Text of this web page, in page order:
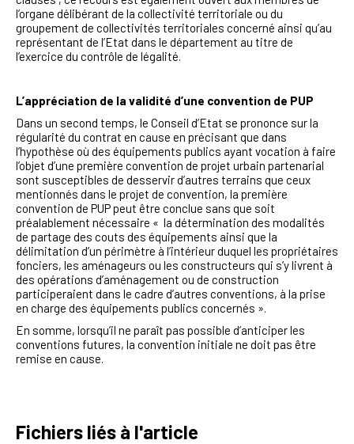
l’organe délibérant de la collectivité territoriale ou du
groupement de collectivités territoriales concerné ainsi qu’au
représentant de l’Etat dans le département au titre de
l’exercice du contrôle de légalité.
L’appréciation de la validité d’une convention de PUP
Dans un second temps, le Conseil d’Etat se prononce sur la
régularité du contrat en cause en précisant que dans
l’hypothèse où des équipements publics ayant vocation à faire
l’objet d’une première convention de projet urbain partenarial
sont susceptibles de desservir d’autres terrains que ceux
mentionnés dans le projet de convention, la première
convention de PUP peut être conclue sans que soit
préalablement nécessaire « la détermination des modalités
de partage des couts des équipements ainsi que la
délimitation d’un périmètre à l’intérieur duquel les propriétaires
fonciers, les aménageurs ou les constructeurs qui s’y livrent à
des opérations d’aménagement ou de construction
participeraient dans le cadre d’autres conventions, à la prise
en charge des équipements publics concernés ».
En somme, lorsqu’il ne paraît pas possible d’anticiper les
conventions futures, la convention initiale ne doit pas être
remise en cause.
Fichiers liés à l'article